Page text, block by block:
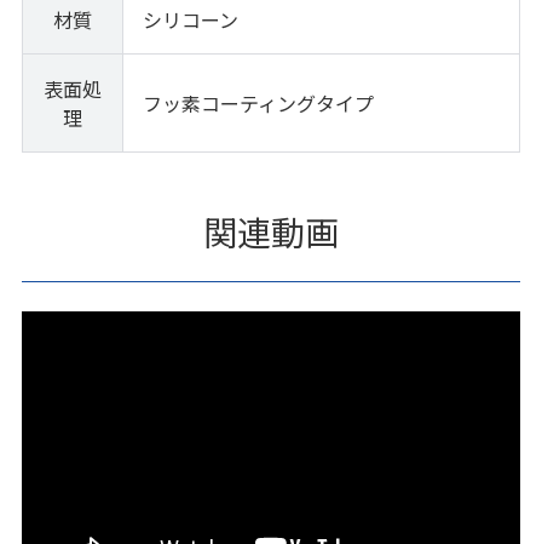
材質 シリコーン
表面処
理
フッ素コーティングタイプ
関連動画